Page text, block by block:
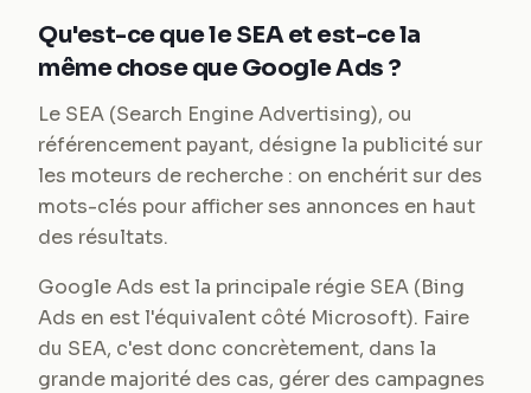
Qu'est-ce que le SEA et est-ce la
même chose que Google Ads ?
Le SEA (Search Engine Advertising), ou
référencement payant, désigne la publicité sur
les moteurs de recherche : on enchérit sur des
mots-clés pour afficher ses annonces en haut
des résultats.
Google Ads est la principale régie SEA (Bing
Ads en est l'équivalent côté Microsoft). Faire
du SEA, c'est donc concrètement, dans la
grande majorité des cas, gérer des campagnes